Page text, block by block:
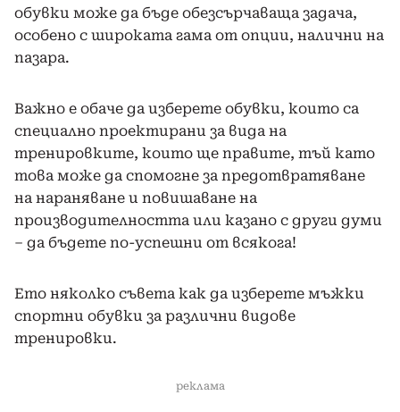
обувки може да бъде обезсърчаваща задача,
особено с широката гама от опции, налични на
пазара.
Важно е обаче да изберете обувки, които са
специално проектирани за вида на
тренировките, които ще правите, тъй като
това може да спомогне за предотвратяване
на нараняване и повишаване на
производителността или казано с други думи
– да бъдете по-успешни от всякога!
Ето няколко съвета как да изберете мъжки
спортни обувки за различни видове
тренировки.
реклама